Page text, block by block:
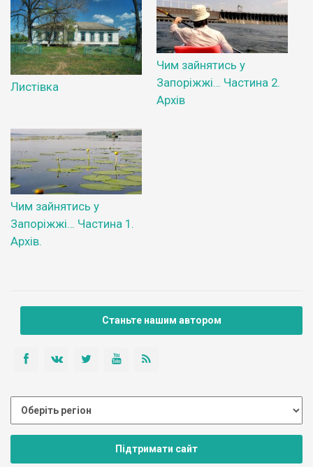
Листівка
Чим зайнятись у
Запоріжжі… Частина 2.
Архів
Чим зайнятись у
Запоріжжі… Частина 1.
Архів.
Станьте нашим автором
Підтримати сайт